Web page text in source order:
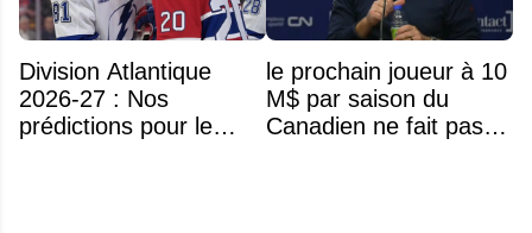
Division Atlantique
2026-27 : Nos
prédictions pour le
le prochain joueur à 10
M$ par saison du
Canadien ne fait pas